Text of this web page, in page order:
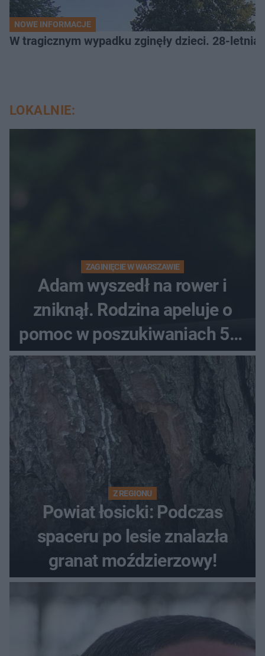
NOWE INFORMACJE
W tragicznym wypadku zginęły dzieci. 28-
LOKALNIE:
ZAGINIĘCIE W WARSZAWIE
Adam wyszedł na rower i
zniknął. Rodzina apeluje o
pomoc w poszukiwaniach 59-
latka
Z REGIONU
Powiat łosicki: Podczas
spaceru po lesie znalazła
granat moździerzowy!